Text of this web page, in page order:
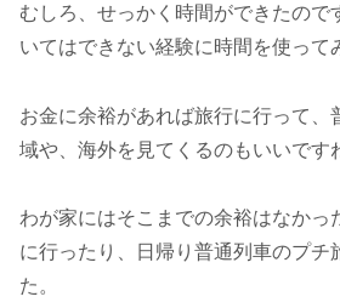
むしろ、せっかく時間ができたので
いてはできない経験に時間を使って
お金に余裕があれば旅行に行って、
域や、海外を見てくるのもいいです
わが家にはそこまでの余裕はなかっ
に行ったり、日帰り普通列車のプチ
た。